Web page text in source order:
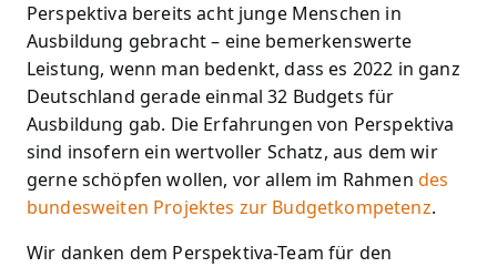
Perspektiva bereits acht junge Menschen in
Ausbildung gebracht – eine bemerkenswerte
Leistung, wenn man bedenkt, dass es 2022 in ganz
Deutschland gerade einmal 32 Budgets für
Ausbildung gab. Die Erfahrungen von Perspektiva
sind insofern ein wertvoller Schatz, aus dem wir
gerne schöpfen wollen, vor allem im Rahmen des
bundesweiten Projektes zur Budgetkompetenz.
Wir danken dem Perspektiva-Team für den